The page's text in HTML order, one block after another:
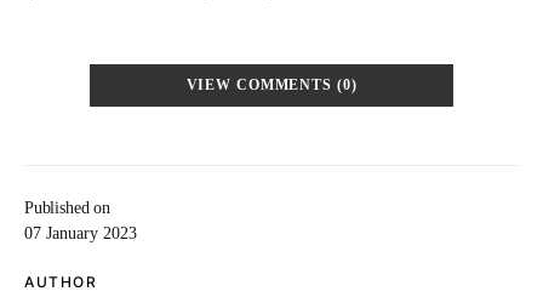
Published on
07 January 2023
AUTHOR
VIEW COMMENTS (0)